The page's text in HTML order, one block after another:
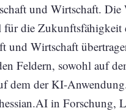
und Wirtschaft.
die Zukunftsfähigkeit
und Wirtschaft
Feldern, sowohl auf
dem der KI-
in Forschung,